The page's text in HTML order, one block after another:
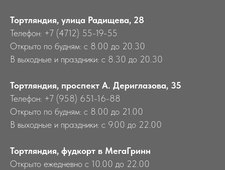
Тортляндия, улица Радищева, 28
Телефон: +7 (4712) 55-19-55
Открыто по будням: с 8.00 до 20.30
В выходные и праздники: с 8.30 до 20.30
Тортляндия, проспект А. Дериглазова, 35
Телефон: +7 (958) 651-16-88
Открыто по будням: с 8.00 до 21.00
В выходные и праздники: с 9.00 до 22.00
Тортляндия, фудкорт в МегаГринн
Открыто ежедневно с 10.00 до 22.00